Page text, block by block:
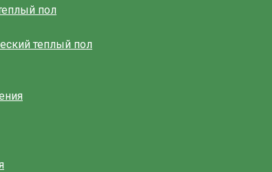
пол
теплый пол